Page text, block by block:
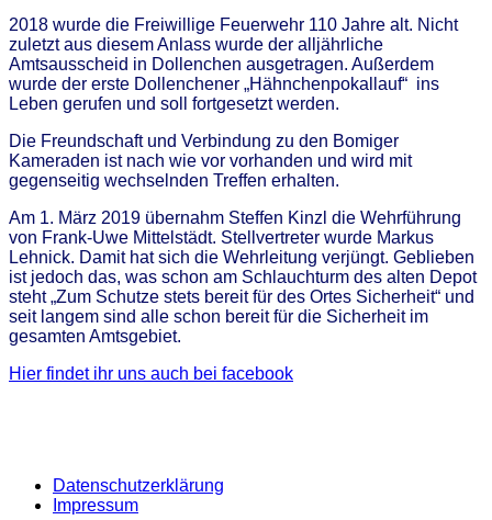
2018 wurde die Freiwillige Feuerwehr 110 Jahre alt. Nicht
zuletzt aus diesem Anlass wurde der alljährliche
Amtsausscheid in Dollenchen ausgetragen. Außerdem
wurde der erste Dollenchener „Hähnchenpokallauf“ ins
Leben gerufen und soll fortgesetzt werden.
Die Freundschaft und Verbindung zu den Bomiger
Kameraden ist nach wie vor vorhanden und wird mit
gegenseitig wechselnden Treffen erhalten.
Am 1. März 2019 übernahm Steffen Kinzl die Wehrführung
von Frank-Uwe Mittelstädt. Stellvertreter wurde Markus
Lehnick. Damit hat sich die Wehrleitung verjüngt. Geblieben
ist jedoch das, was schon am Schlauchturm des alten Depot
steht „Zum Schutze stets bereit für des Ortes Sicherheit“ und
seit langem sind alle schon bereit für die Sicherheit im
gesamten Amtsgebiet.
Hier findet ihr uns auch bei facebook
Datenschutzerklärung
Impressum